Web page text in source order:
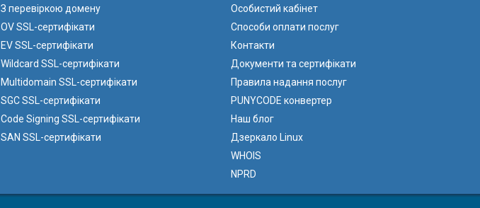
З перевіркою домену
OV SSL-сертифікати
EV SSL-сертифікати
Wildcard SSL-сертифікати
Multidomain SSL-сертифікати
SGC SSL-сертифікати
Code Signing SSL-сертифікати
SAN SSL-сертифікати
Особистий кабінет
Способи оплати послуг
Контакти
Документи та сертифікати
Правила надання послуг
PUNYCODE конвертер
Наш блог
Дзеркало Linux
WHOIS
NPRD